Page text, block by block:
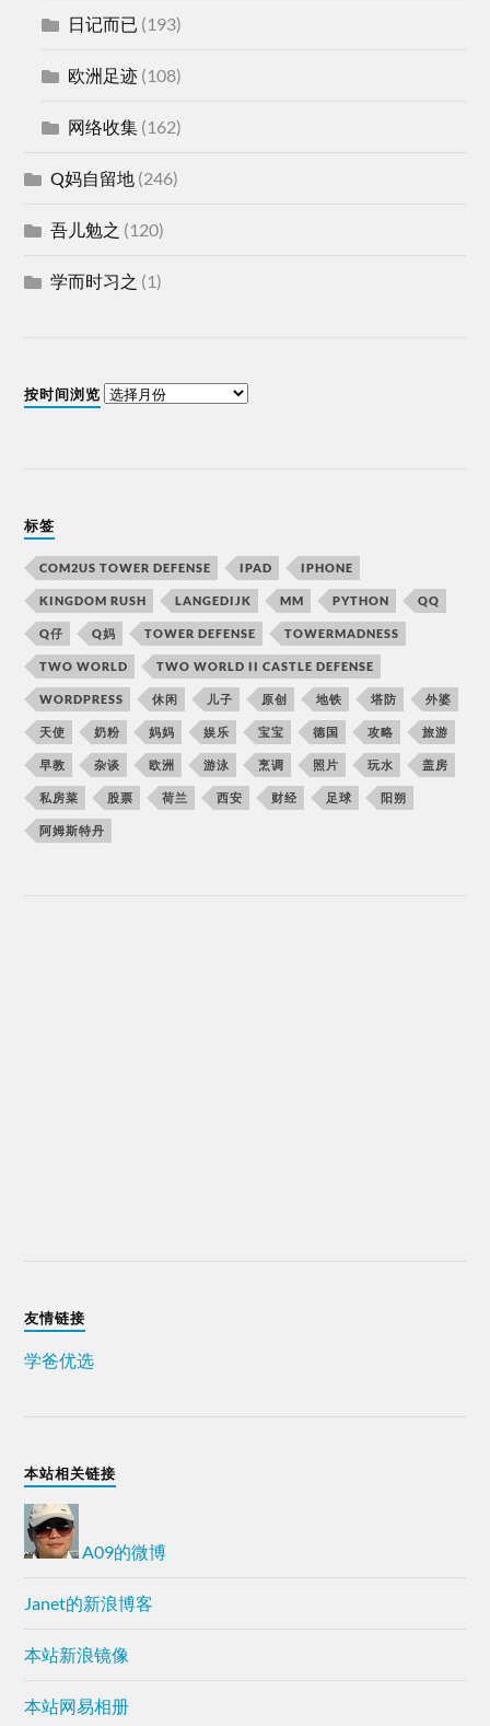
日记而已 (193)
欧洲足迹 (108)
网络收集 (162)
Q妈自留地 (246)
吾儿勉之 (120)
学而时习之 (1)
按时间浏览
标签
COM2US TOWER DEFENSE IPAD IPHONE
KINGDOM RUSH LANGEDIJK MM PYTHON QQ
Q仔 Q妈 TOWER DEFENSE TOWERMADNESS
TWO WORLD TWO WORLD II CASTLE DEFENSE
WORDPRESS 休闲 儿子 原创 地铁 塔防 外婆
天使 奶粉 妈妈 娱乐 宝宝 德国 攻略 旅游
早教 杂谈 欧洲 游泳 烹调 照片 玩水 盖房
私房菜 股票 荷兰 西安 财经 足球 阳朔
阿姆斯特丹
友情链接
学爸优选
本站相关链接
A09的微博
Janet的新浪博客
本站新浪镜像
本站网易相册